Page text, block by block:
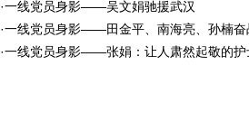
·一线党员身影——吴文娟驰援武汉
·一线党员身影——田金平、南海亮、孙楠奋
·一线党员身影——张娟：让人肃然起敬的护